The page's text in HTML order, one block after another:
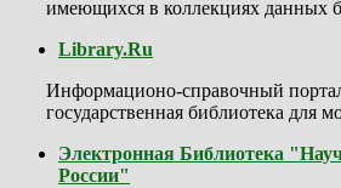
имеющихся в коллекциях данных
Library.Ru
Информационо-справочный
государственная библиотека для
Электронная Библиотека
России"